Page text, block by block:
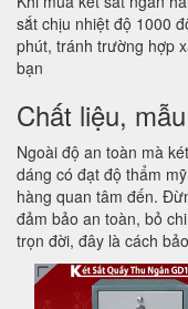
sắt chịu nhiệt độ 1000
phút, tránh trường hợp
bạn
Chất liệu,
Ngoài độ an toàn mà
dáng có đạt độ thẩm
hàng quan tâm đến.
đảm bảo an toàn, bỏ
trọn đời, đây là cách